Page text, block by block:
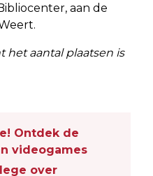
aan de
het aantal plaatsen is
Ontdek de
videogames
over